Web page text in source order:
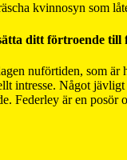
kvinnosyn som
ditt förtroende
nuförtiden, som
intresse. Något
Federley är en